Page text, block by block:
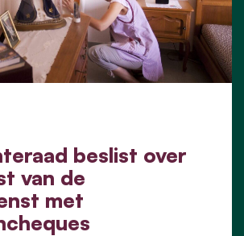
beslist over
van de
met